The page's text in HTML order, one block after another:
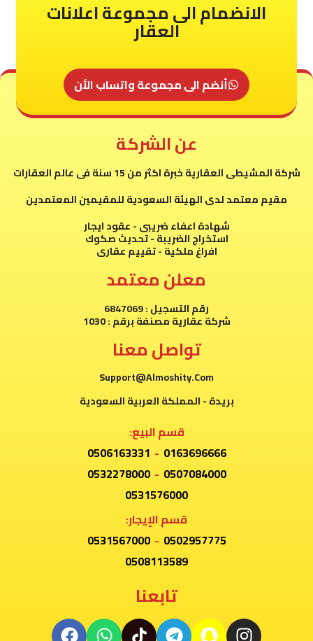
الانضمام الى مجموعة اعلانات
العقار
أنضم الى مجموعة واتساب الأن
عن الشركة
شركة المشيطى العقارية خبرة اكثر من 15 سنة فى عالم العقارات
مقيم معتمد لدى الهيئة السعودية للمقيمين المعتمدين
شهادة اعفاء ضريبى - عقود ايجار
استخراج الضريبة - تحديث صكوك
افراغ ملكية - تقييم عقارى
معلن معتمد
رقم التسجيل : 6847069
شركة عقارية مصنفة برقم : 1030
تواصل معنا
Support@Almoshity.Com
بريدة - المملكة العربية السعودية
قسم البيع:
0163696666
-
0506163331
0507084000
-
0532278000
0531576000
قسم الإيجار:
0502957775
-
0531567000
0508113589
تابعنا